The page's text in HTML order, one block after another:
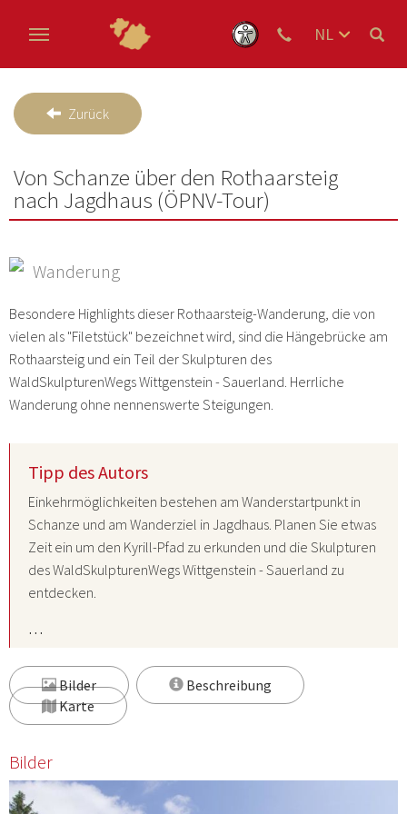
NL
Zurück
Von Schanze über den Rothaarsteig
nach Jagdhaus (ÖPNV-Tour)
Wanderung
Besondere Highlights dieser Rothaarsteig-Wanderung, die von
vielen als "Filetstück" bezeichnet wird, sind die Hängebrücke am
Rothaarsteig und ein Teil der Skulpturen des
WaldSkulpturenWegs Wittgenstein - Sauerland. Herrliche
Wanderung ohne nennenswerte Steigungen.
Tipp des Autors
Einkehrmöglichkeiten bestehen am Wanderstartpunkt in
Schanze und am Wanderziel in Jagdhaus. Planen Sie etwas
Zeit ein um den Kyrill-Pfad zu erkunden und die Skulpturen
des WaldSkulpturenWegs Wittgenstein - Sauerland zu
entdecken.
…
Bilder
Beschreibung
Karte
Bilder